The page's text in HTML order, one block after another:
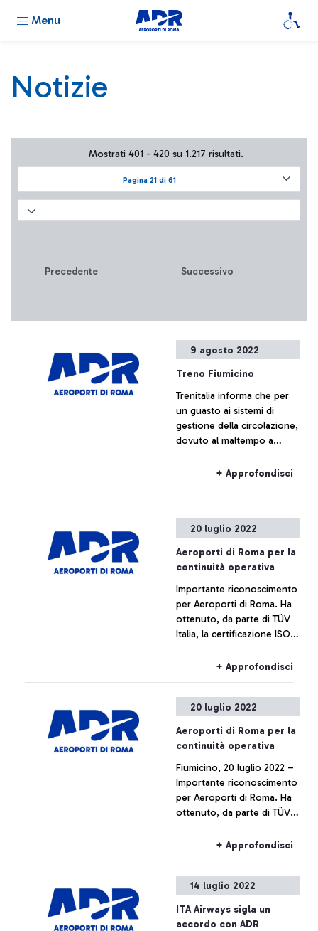
Menu
Notizie
Pagina 21 di 61
Mostrati 401 - 420 su 1.217 risultati.
Precedente Successivo
9 agosto 2022
Treno Fiumicino
Trenitalia informa che per
un guasto ai sistemi di
gestione della circolazione,
dovuto al maltempo a
da e per l’aeroporto di
+ Approfondisci
20 luglio 2022
Aeroporti di Roma per la
continuità operativa
Importante riconoscimento
per Aeroporti di Roma. Ha
ottenuto, da parte di TÜV
Italia, la certificazione ISO
continuità operativa
+ Approfondisci
20 luglio 2022
Aeroporti di Roma per la
continuità operativa
Fiumicino, 20 luglio 2022 –
Importante riconoscimento
per Aeroporti di Roma. Ha
ottenuto, da parte di TÜV
22301 per la gestione della
significativo ai propri
standard di funzionamento
e resilienza.
+ Approfondisci
14 luglio 2022
ITA Airways sigla un
accordo con ADR